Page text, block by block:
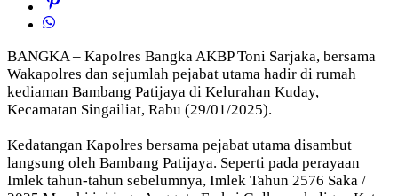
BANGKA – Kapolres Bangka AKBP Toni Sarjaka, bersama
Wakapolres dan sejumlah pejabat utama hadir di rumah
kediaman Bambang Patijaya di Kelurahan Kuday,
Kecamatan Singailiat, Rabu (29/01/2025).
Kedatangan Kapolres bersama pejabat utama disambut
langsung oleh Bambang Patijaya. Seperti pada perayaan
Imlek tahun-tahun sebelumnya, Imlek Tahun 2576 Saka /